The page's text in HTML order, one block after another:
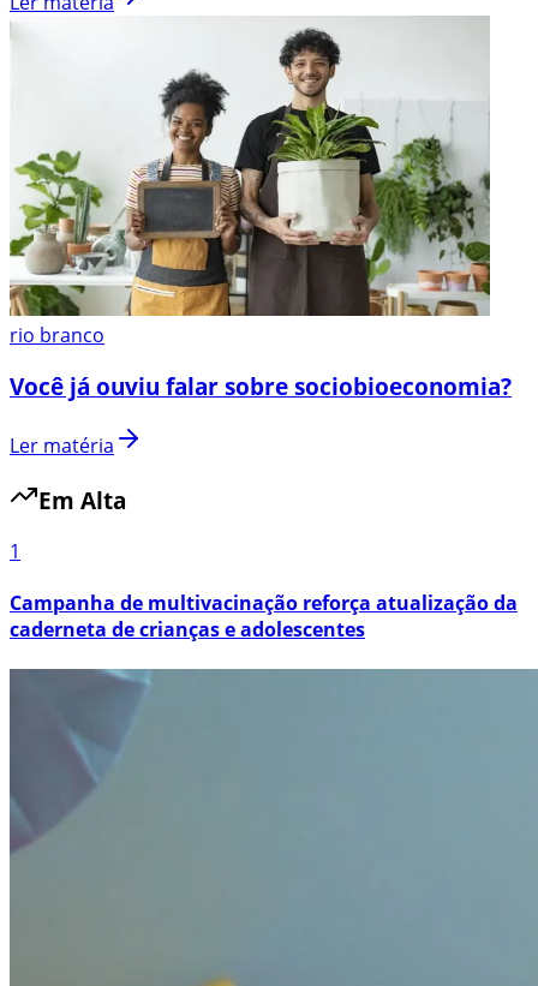
rio branco
Você já ouviu falar sobre sociobioeconomia?
Ler matéria
Em Alta
1
Campanha de multivacinação reforça atualização da
caderneta de crianças e adolescentes